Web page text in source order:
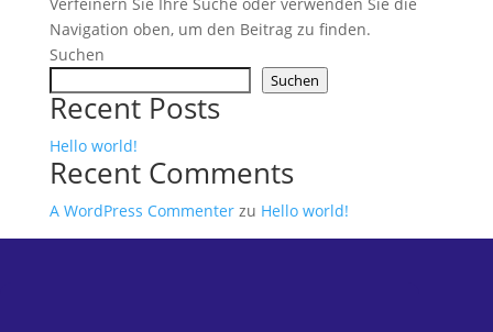
Navigation oben, um den Beitrag zu finden.
Suchen
Suchen
Recent Posts
Hello world!
Recent Comments
A WordPress Commenterzu Hello world!